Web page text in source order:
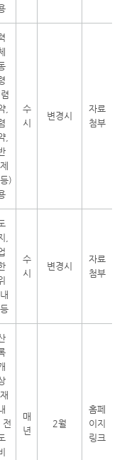
,
,
)
수
시
변경시
자료
첨부
,
수
시
변경시
자료
첨부
전
매
년
2월
홈페
이지
링크